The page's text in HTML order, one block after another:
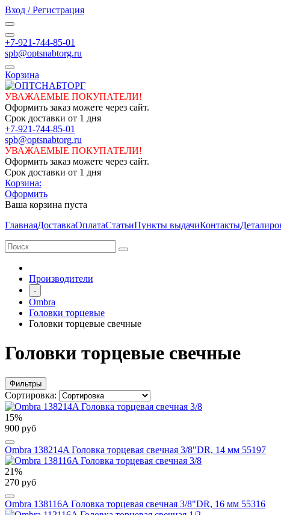
Вход / Регистрация
+7-921-744-85-01
spb@optsnabtorg.ru
Корзина
УВАЖАЕМЫЕ ПОКУПАТЕЛИ!
Оформить заказ можете через сайт.
Срок доставки от 1 дня
+7-921-744-85-01
spb@optsnabtorg.ru
УВАЖАЕМЫЕ ПОКУПАТЕЛИ!
Оформить заказ можете через сайт.
Срок доставки от 1 дня
Корзина:
Оформить
Ваша корзина пуста
ГлавнаяДоставкаОплатаСтатьиПункты выдачиКонтакты
Производители
-
Ombra
Головки торцевые
Головки торцевые свечные
Головки торцевые свечные
Фильтры
Сортировка:
15%
900 руб
Ombra 138214A Головка торцевая свечная 3/8"DR, 14 мм 55197
21%
270 руб
Ombra 138116A Головка торцевая свечная 3/8"DR, 16 мм 55316